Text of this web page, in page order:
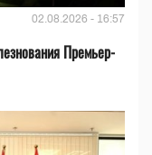
02.08.2026 - 16:57
Премьер-